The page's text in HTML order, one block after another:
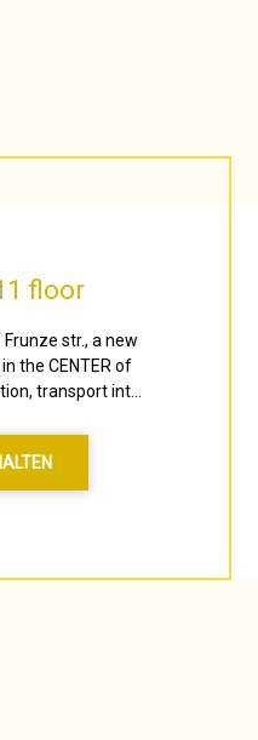
floor
str., a new
the CENTER of
transport int...